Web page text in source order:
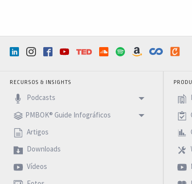
RECURSOS & INSIGHTS
Podcasts
PMBOK® Guide Infográficos
Artigos
Downloads
Vídeos